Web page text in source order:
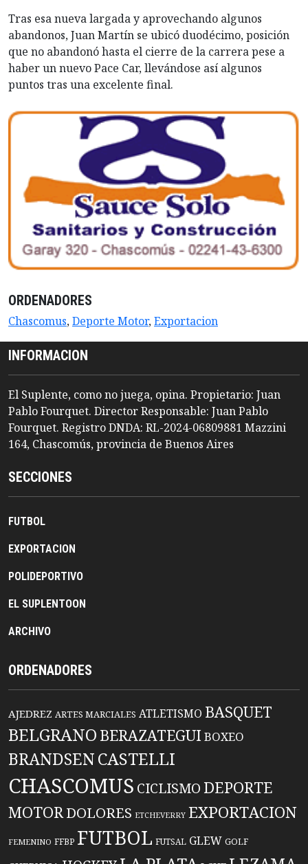
Tras esa nueva largada y aprovechando algunos
abandonos, Juan Martín se ubicó duodécimo, posición
que no abandonó hasta el cierre de la carrera pese a
haber un nuevo Pace Car, llevándose así algunos
puntos tras una excelente final.
ORDENADORES
Chascomus,Deporte Motor,Exportacion
INFORMACION
El Suplente, como no juega, opina. Propietario: Juan
Pablo Fourquet. Director Responsable: Juan Pablo
Fourquet. Registro DNDA: RL-2024-06809881 Mazzini
164, Chascomús, provincia de Buenos Aires
SECCIONES
FUTBOL
EXPORTACION
POLIDEPORTIVO
EL SUPLENTOON
ARCHIVO
ORDENADORES
AJEDREZ ARTES MARCIALES ATLETISMO BASQUET
BELGRANO BERAZATEGUIBOXEO
BRANDSENCASTELLI
CHASCOMUS CICLISMO DEPORTE
MOTORDOLORES ETCHEVERRY EXPORTACION
FEMENINO FFBP FUTBOL FUTSAL GLEW GOLF